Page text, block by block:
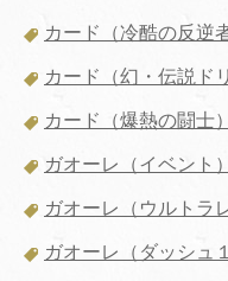
カード（冷酷の反逆
カード（幻・伝説ド
カード（爆熱の闘士）
ガオーレ（イベント）
ガオーレ（ウルトラ
ガオーレ（ダッシュ